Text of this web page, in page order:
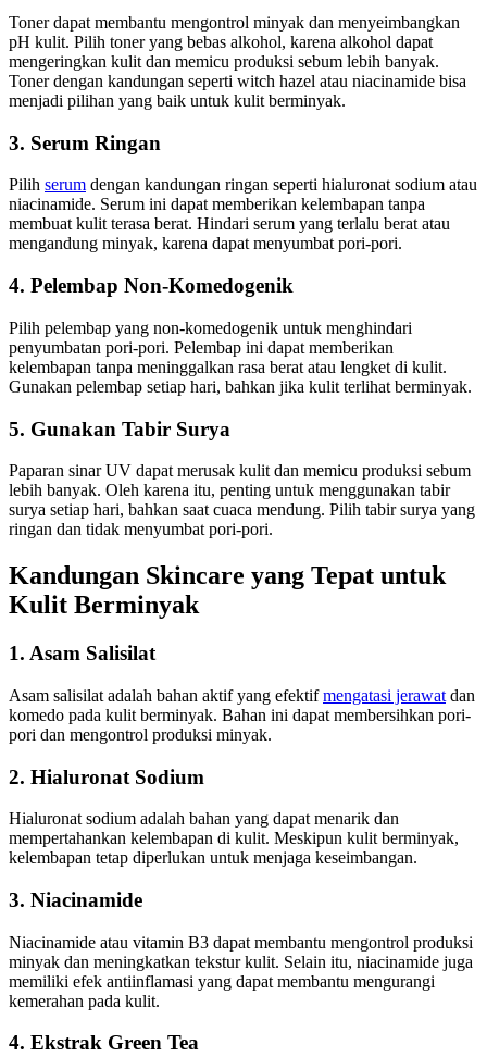
Toner dapat membantu mengontrol minyak dan menyeimbangkan
pH kulit. Pilih toner yang bebas alkohol, karena alkohol dapat
mengeringkan kulit dan memicu produksi sebum lebih banyak.
Toner dengan kandungan seperti witch hazel atau niacinamide bisa
menjadi pilihan yang baik untuk kulit berminyak.
3. Serum Ringan
Pilih serum dengan kandungan ringan seperti hialuronat sodium atau
niacinamide. Serum ini dapat memberikan kelembapan tanpa
membuat kulit terasa berat. Hindari serum yang terlalu berat atau
mengandung minyak, karena dapat menyumbat pori-pori.
4. Pelembap Non-Komedogenik
Pilih pelembap yang non-komedogenik untuk menghindari
penyumbatan pori-pori. Pelembap ini dapat memberikan
kelembapan tanpa meninggalkan rasa berat atau lengket di kulit.
Gunakan pelembap setiap hari, bahkan jika kulit terlihat berminyak.
5. Gunakan Tabir Surya
Paparan sinar UV dapat merusak kulit dan memicu produksi sebum
lebih banyak. Oleh karena itu, penting untuk menggunakan tabir
surya setiap hari, bahkan saat cuaca mendung. Pilih tabir surya yang
ringan dan tidak menyumbat pori-pori.
Kandungan Skincare yang Tepat untuk
Kulit Berminyak
1. Asam Salisilat
Asam salisilat adalah bahan aktif yang efektifmengatasi jerawat dan
komedo pada kulit berminyak. Bahan ini dapat membersihkan pori-
pori dan mengontrol produksi minyak.
2. Hialuronat Sodium
Hialuronat sodium adalah bahan yang dapat menarik dan
mempertahankan kelembapan di kulit. Meskipun kulit berminyak,
kelembapan tetap diperlukan untuk menjaga keseimbangan.
3. Niacinamide
Niacinamide atau vitamin B3 dapat membantu mengontrol produksi
minyak dan meningkatkan tekstur kulit. Selain itu, niacinamide juga
memiliki efek antiinflamasi yang dapat membantu mengurangi
kemerahan pada kulit.
4. Ekstrak Green Tea